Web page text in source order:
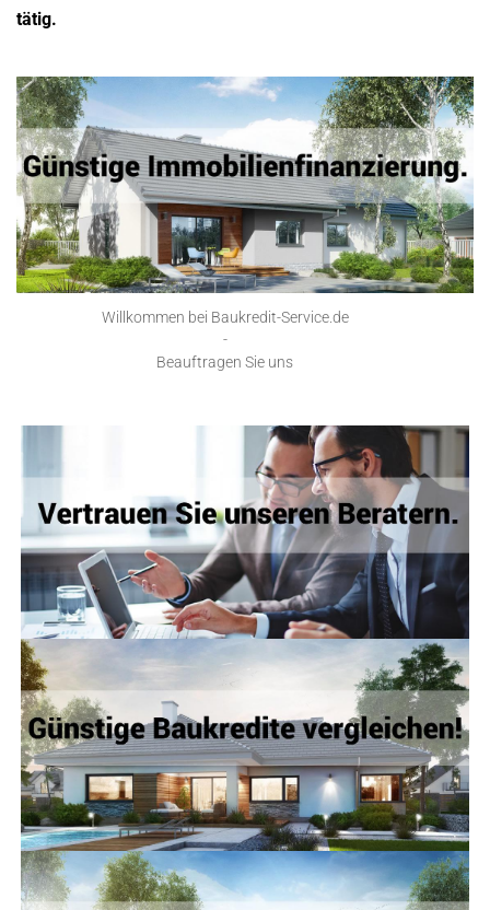
tätig.
Willkommen bei Baukredit-Service.de
-
Beauftragen Sie uns